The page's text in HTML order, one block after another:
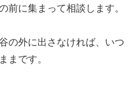
前に集まって相談します。
の外に出さなければ、いつ
まです。